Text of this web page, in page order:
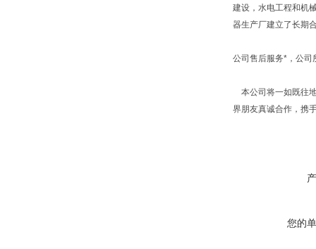
建设，水电工程和机
器生产厂建立了长期
公司售后服务*，公司
本公司将一如既往
界朋友真诚合作，携
您的